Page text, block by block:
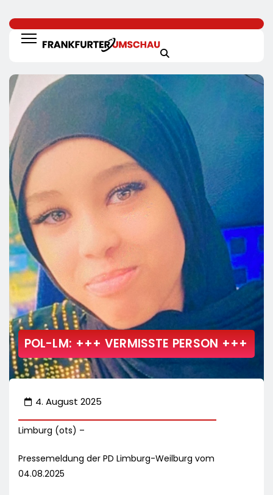
POL-LM: +++ VERMISSTE PERSON +++
4. August 2025
Limburg (ots) –
Pressemeldung der PD Limburg-Weilburg vom
04.08.2025